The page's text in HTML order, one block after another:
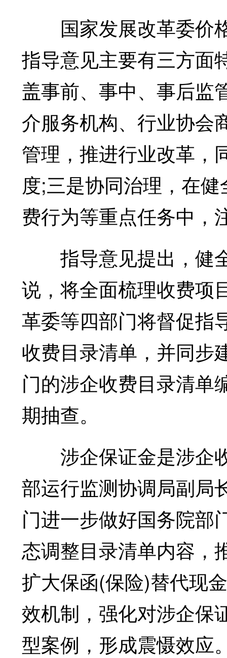
国家发展改革委价
指导意见主要有三方面
盖事前、事中、事后监
介服务机构、行业协会
管理，推进行业改革，
度;三是协同治理，在
费行为等重点任务中，
指导意见提出，健
说，将全面梳理收费项
革委等四部门将督促指
收费目录清单，并同步
门的涉企收费目录清单
期抽查。
涉企保证金是涉企
部运行监测协调局副局
门进一步做好国务院部
态调整目录清单内容，
扩大保函(保险)替代现
效机制，强化对涉企保
型案例，形成震慑效应